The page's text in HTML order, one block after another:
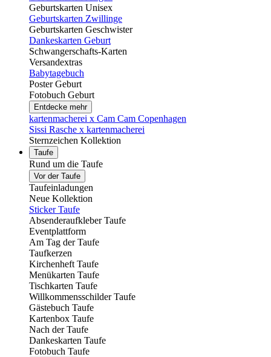
Geburtskarten Unisex
Geburtskarten Zwillinge
Geburtskarten Geschwister
Dankeskarten Geburt
Schwangerschafts-Karten
Versandextras
Babytagebuch
Poster Geburt
Fotobuch Geburt
Entdecke mehr
kartenmacherei x Cam Cam Copenhagen
Sissi Rasche x kartenmacherei
Sternzeichen Kollektion
Taufe
Rund um die Taufe
Vor der Taufe
Taufeinladungen
Neue Kollektion
Sticker Taufe
Absenderaufkleber Taufe
Eventplattform
Am Tag der Taufe
Taufkerzen
Kirchenheft Taufe
Menükarten Taufe
Tischkarten Taufe
Willkommensschilder Taufe
Gästebuch Taufe
Kartenbox Taufe
Nach der Taufe
Dankeskarten Taufe
Fotobuch Taufe